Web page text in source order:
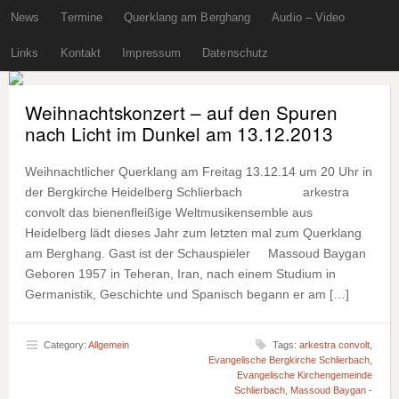
News Termine Querklang am Berghang Audio – Video
Links Kontakt Impressum Datenschutz
Weihnachtskonzert – auf den Spuren
nach Licht im Dunkel am 13.12.2013
Weihnachtlicher Querklang am Freitag 13.12.14 um 20 Uhr in
der Bergkirche Heidelberg Schlierbach arkestra
convolt das bienenfleißige Weltmusikensemble aus
Heidelberg lädt dieses Jahr zum letzten mal zum Querklang
am Berghang. Gast ist der Schauspieler Massoud Baygan
Geboren 1957 in Teheran, Iran, nach einem Studium in
Germanistik, Geschichte und Spanisch begann er am […]
Category: Allgemein Tags: arkestra convolt
Evangelische Bergkirche Schlierbach
Evangelische Kirchengemeinde
Schlierbach Massoud Baygan -